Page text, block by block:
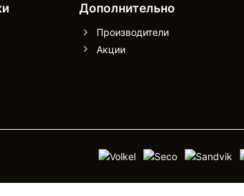
Дополнительно
Производители
Акции